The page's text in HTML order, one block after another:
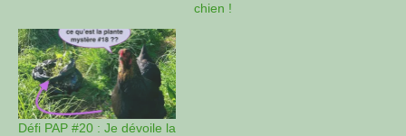
chien !
Défi PAP #20 : Je dévoile la